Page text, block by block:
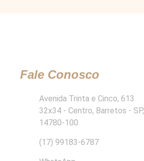
Fale Conosco
Avenida Trinta e Cinco, 613
32x34 - Centro, Barretos - SP,
14780-100
(17) 99183-6787